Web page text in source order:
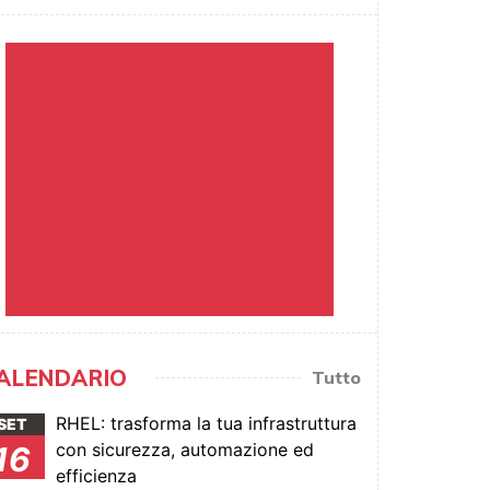
Tutto
RHEL: trasforma la tua infrastruttura
con sicurezza, automazione ed
efficienza